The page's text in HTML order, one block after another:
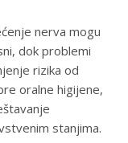
nerva mogu
dok problemi
rizika od
oralne higijene,
stanjima.